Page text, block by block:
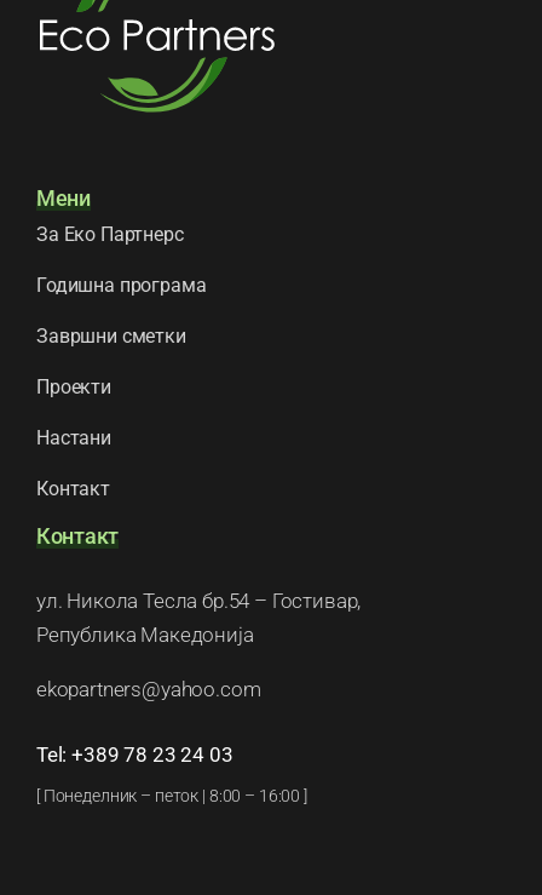
Мени
За Еко Партнерс
Годишна програма
Завршни сметки
Проекти
Настани
Контакт
Контакт
ул. Никола Тесла бр.54 – Гостивар,
Република Македонија
ekopartners@yahoo.com
Tel: +389 78 23 24 03
[ Понеделник – петок | 8:00 – 16:00 ]